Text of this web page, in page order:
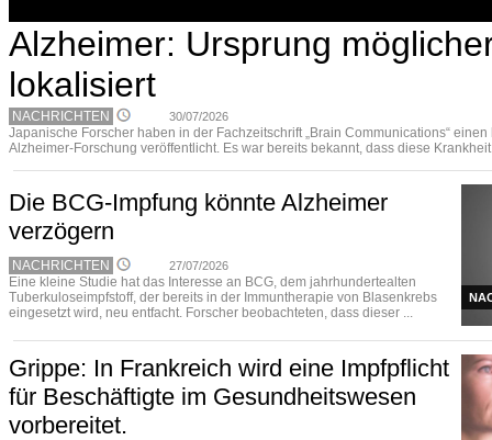
Alzheimer: Ursprung
lokalisiert
NACHRICHTEN 30/07/2026
Japanische Forscher haben in der Fachzeitschrift „Brain Communications“
Alzheimer-Forschung veröffentlicht. Es war bereits bekannt, dass diese
Die BCG-Impfung könnte Alzheimer
verzögern
NACHRICHTEN 27/07/2026
Eine kleine Studie hat das Interesse an BCG, dem jahrhundertealten
Tuberkuloseimpfstoff, der bereits in der Immuntherapie von Blasenkrebs
eingesetzt wird, neu entfacht. Forscher beobachteten, dass dieser ...
Grippe: In Frankreich wird eine Impfpflicht
für Beschäftigte im Gesundheitswesen
vorbereitet.